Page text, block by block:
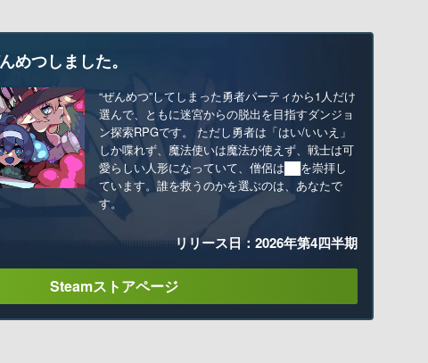
めつしました。
“ぜんめつ”してしまった勇者パーティから1人だけ
選んで、ともに迷宮からの脱出を目指すダンジョ
ン探索RPGです。 ただし勇者は「はい/いいえ」
しか喋れず、魔法使いは魔法が使えず、戦士は可
愛らしい人形になっていて、僧侶は██を崇拝し
ています。誰を救うのかを選ぶのは、あなたで
す。
リリース日：2026年第4四半期
Steamストアページ